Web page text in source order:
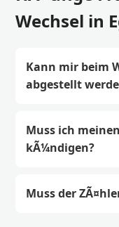
Wechsel in
Kann mir beim
abgestellt
Muss ich
kÃ¼ndigen?
Muss der